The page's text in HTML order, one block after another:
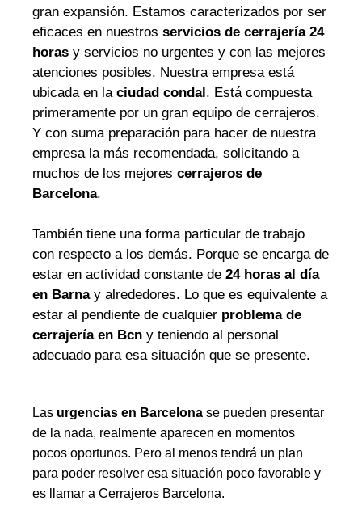
gran expansión. Estamos caracterizados por ser
eficaces en nuestros servicios de cerrajería 24
horas y servicios no urgentes y con las mejores
atenciones posibles. Nuestra empresa está
ubicada en laciudad condal. Está compuesta
primeramente por un gran equipo de cerrajeros.
Y con suma preparación para hacer de nuestra
empresa la más recomendada, solicitando a
muchos de los mejores cerrajeros de
Barcelona.
También tiene una forma particular de trabajo
con respecto a los demás. Porque se encarga de
estar en actividad constante de 24 horas al día
en Barnay alrededores. Lo que es equivalente a
estar al pendiente de cualquier problema de
cerrajería en Bcn y teniendo al personal
adecuado para esa situación que se presente.
Las urgencias en Barcelona se pueden presentar
de la nada, realmente aparecen en momentos
pocos oportunos. Pero al menos tendrá un plan
para poder resolver esa situación poco favorable y
es llamar a Cerrajeros Barcelona.